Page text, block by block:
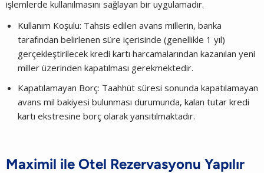
işlemlerde kullanılmasını sağlayan bir uygulamadır.
Kullanım Koşulu: Tahsis edilen avans millerin, banka
tarafından belirlenen süre içerisinde (genellikle 1 yıl)
gerçekleştirilecek kredi kartı harcamalarından kazanılan yeni
miller üzerinden kapatılması gerekmektedir.
Kapatılamayan Borç: Taahhüt süresi sonunda kapatılamayan
avans mil bakiyesi bulunması durumunda, kalan tutar kredi
kartı ekstresine borç olarak yansıtılmaktadır.
Maximil ile Otel Rezervasyonu Yapılır